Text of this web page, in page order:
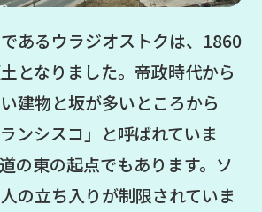
あるウラジオストクは、1860
となりました。帝政時代から
建物と坂が多いところから
ンシスコ」と呼ばれていま
の東の起点でもあります。ソ
の立ち入りが制限されていま